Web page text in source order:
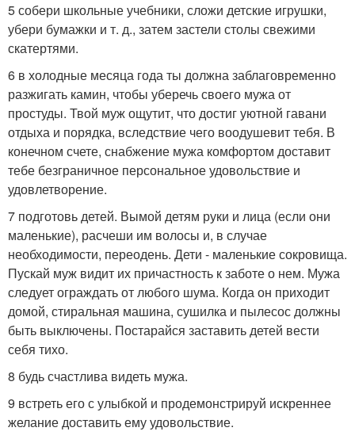
5 собери школьные учебники, сложи детские игрушки,
убери бумажки и т. д., затем застели столы свежими
скатертями.
6 в холодные месяца года ты должна заблаговременно
разжигать камин, чтобы уберечь своего мужа от
простуды. Твой муж ощутит, что достиг уютной гавани
отдыха и порядка, вследствие чего воодушевит тебя. В
конечном счете, снабжение мужа комфортом доставит
тебе безграничное персональное удовольствие и
удовлетворение.
7 подготовь детей. Вымой детям руки и лица (если они
маленькие), расчеши им волосы и, в случае
необходимости, переодень. Дети - маленькие сокровища.
Пускай муж видит их причастность к заботе о нем. Мужа
следует ограждать от любого шума. Когда он приходит
домой, стиральная машина, сушилка и пылесос должны
быть выключены. Постарайся заставить детей вести
себя тихо.
8 будь счастлива видеть мужа.
9 встреть его с улыбкой и продемонстрируй искреннее
желание доставить ему удовольствие.